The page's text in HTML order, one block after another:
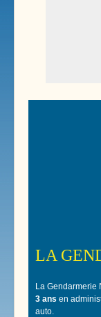
LA
La Gendarmerie
3 ans en
auto.